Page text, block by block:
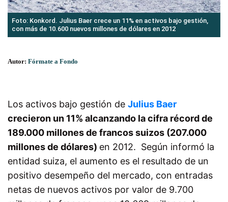
Foto: Konkord. Julius Baer crece un 11% en activos bajo gestión,
con más de 10.600 nuevos millones de dólares en 2012
Autor: Fórmate a Fondo
Los activos bajo gestión de Julius Baer
crecieron un 11% alcanzando la cifra récord de
189.000 millones de francos suizos (207.000
millones de dólares) en 2012. Según informó la
entidad suiza, el aumento es el resultado de un
positivo desempeño del mercado, con entradas
netas de nuevos activos por valor de 9.700